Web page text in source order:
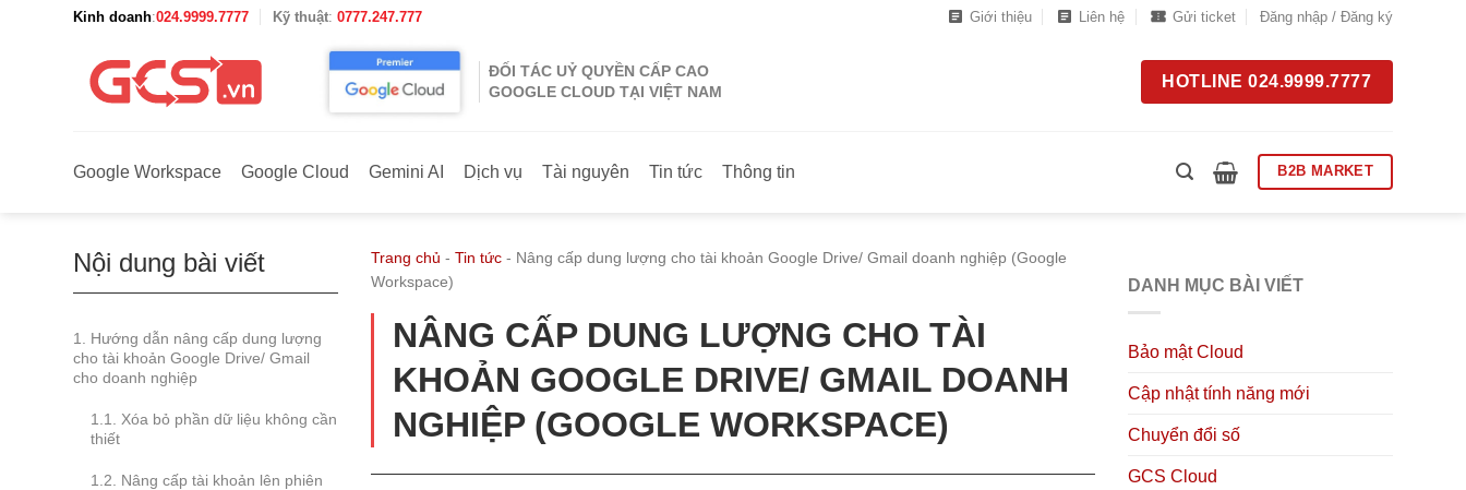
Kinh doanh:024.9999.7777 Kỹ thuật:0777.247.777 Giới thiệu Liên hệ Gửi ticket Đăng nhập / Đăng ký
ĐỐI TÁC UỶ QUYỀN CẤP CAO
GOOGLE CLOUD TẠI VIỆT NAM
HOTLINE 024.9999.7777
Google Workspace Google Cloud Gemini AI Dịch vụ Tài nguyên Tin tức Thông tin B2B MARKET
Nội dung bài viết
Hướng dẫn nâng cấp dung lượng
cho tài khoản Google Drive/ Gmail
cho doanh nghiệp
Xóa bỏ phần dữ liệu không cần
thiết
Nâng cấp tài khoản lên phiên
Trang chủ - Tin tức- Nâng cấp dung lượng cho tài khoản Google Drive/ Gmail doanh nghiệp (Google
Workspace)
NÂNG CẤP DUNG LƯỢNG CHO TÀI
KHOẢN GOOGLE DRIVE/ GMAIL DOANH
NGHIỆP (GOOGLE WORKSPACE)
DANH MỤC BÀI VIẾT
Bảo mật Cloud
Cập nhật tính năng mới
Chuyển đổi số
GCS Cloud